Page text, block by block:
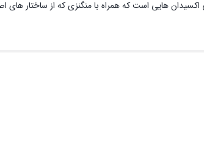
هایی است که همراه با منگنزی که از ساختار های